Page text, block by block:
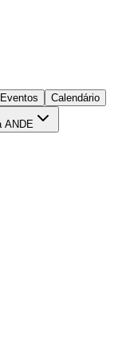
Eventos Calendário
ANDE